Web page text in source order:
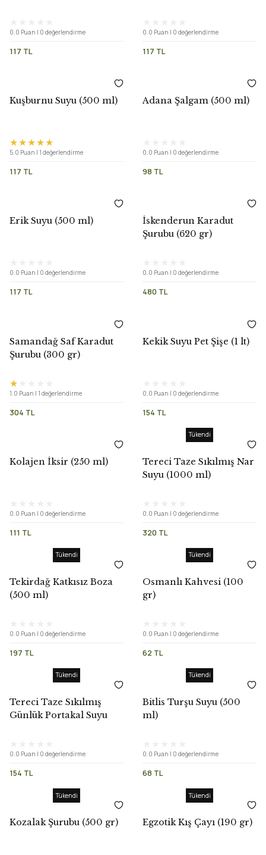
0.0 Puan | 0 değerlendirme
117 TL
0.0 Puan | 0 değerlendirme
117 TL
Kuşburnu Suyu (500 ml)
5.0 Puan | 1 değerlendirme
117 TL
Adana Şalgam (500 ml)
0.0 Puan | 0 değerlendirme
98 TL
Erik Suyu (500 ml)
0.0 Puan | 0 değerlendirme
117 TL
İskenderun Karadut
Şurubu (620 gr)
0.0 Puan | 0 değerlendirme
480 TL
Samandağ Saf Karadut
Şurubu (300 gr)
1.0 Puan | 1 değerlendirme
304 TL
Kekik Suyu Pet Şişe (1 lt)
0.0 Puan | 0 değerlendirme
154 TL
Kolajen İksir (250 ml)
0.0 Puan | 0 değerlendirme
111 TL
Tükendi
Tereci Taze Sıkılmış Nar
Suyu (1000 ml)
0.0 Puan | 0 değerlendirme
320 TL
Tükendi
Tekirdağ Katkısız Boza
(500 ml)
0.0 Puan | 0 değerlendirme
197 TL
Tükendi
Osmanlı Kahvesi (100
gr)
0.0 Puan | 0 değerlendirme
62 TL
Tükendi
Tereci Taze Sıkılmış
Günlük Portakal Suyu
0.0 Puan | 0 değerlendirme
154 TL
Tükendi
Bitlis Turşu Suyu (500
ml)
0.0 Puan | 0 değerlendirme
68 TL
Tükendi
Kozalak Şurubu (500 gr)
Tükendi
Egzotik Kış Çayı (190 gr)